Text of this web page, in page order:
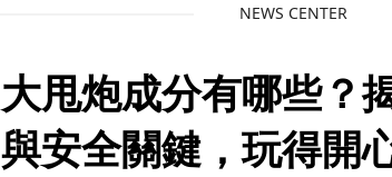
NEWS CENTER
大甩炮成分有哪些？
與安全關鍵，玩得開